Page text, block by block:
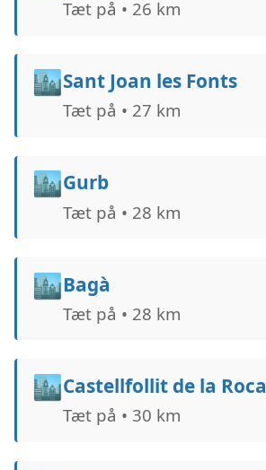
Tæt på • 26 km
🏙️Sant Joan les Fonts
Tæt på • 27 km
🏙️Gurb
Tæt på • 28 km
🏙️Bagà
Tæt på • 28 km
🏙️Castellfollit de la Roca
Tæt på • 30 km